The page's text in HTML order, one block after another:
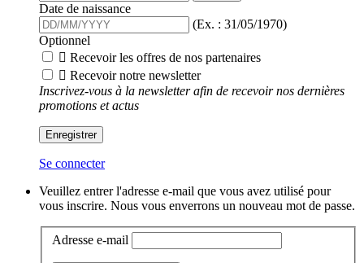
Date de naissance
(Ex. : 31/05/1970)
Optionnel
 Recevoir les offres de nos partenaires
 Recevoir notre newsletter
Inscrivez-vous à la newsletter afin de recevoir nos dernières
promotions et actus
Enregistrer
Se connecter
Veuillez entrer l'adresse e-mail que vous avez utilisé pour
vous inscrire. Nous vous enverrons un nouveau mot de passe.
Adresse e-mail